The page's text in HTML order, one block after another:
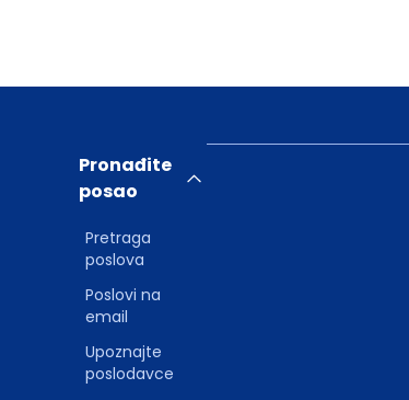
Pronađite
posao
Pretraga
poslova
Poslovi na
email
Upoznajte
poslodavce